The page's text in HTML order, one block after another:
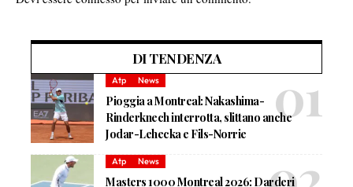
DI TENDENZA
Atp News
Pioggia a Montreal: Nakashima-
Rinderknech interrotta, slittano anche
Jodar-Lehecka e Fils-Norrie
Atp News
Masters 1000 Montreal 2026: Darderi